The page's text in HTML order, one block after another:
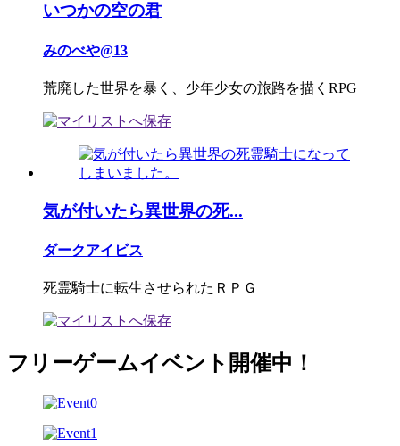
いつかの空の君
みのべや@13
荒廃した世界を暴く、少年少女の旅路を描くRPG
気が付いたら異世界の死...
ダークアイビス
死霊騎士に転生させられたＲＰＧ
フリーゲームイベント開催中！